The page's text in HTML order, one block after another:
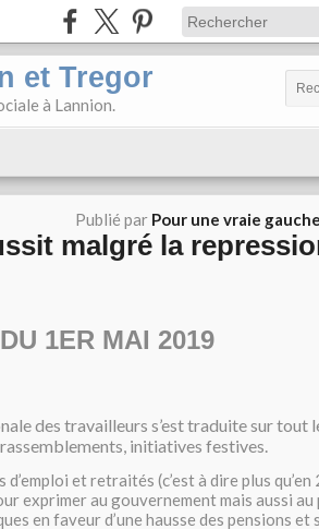
et Tregor
à Lannion.
Publié par Pour une vraie
malgré la
1ER MAI 2019
des travailleurs s’est traduite sur tout
initiatives festives.
et retraités (c’est à dire plus
exprimer au gouvernement mais aussi
en faveur d’une hausse des pensions et